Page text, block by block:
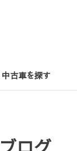
中古車を探す